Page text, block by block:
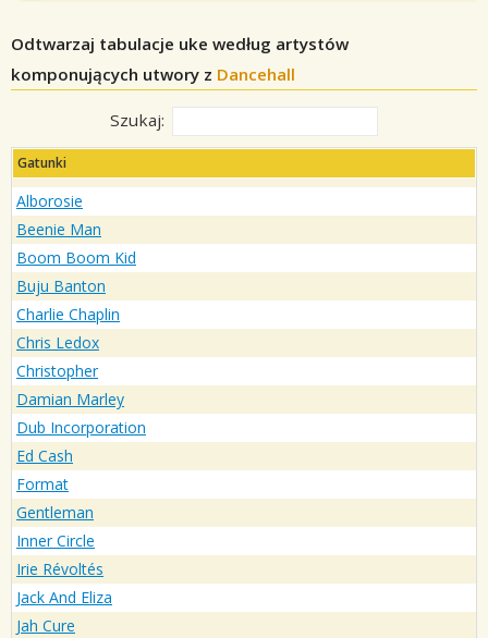
Odtwarzaj tabulacje uke według artystów
komponujących utwory z Dancehall
Szukaj:
Gatunki
Alborosie
Beenie Man
Boom Boom Kid
Buju Banton
Charlie Chaplin
Chris Ledox
Christopher
Damian Marley
Dub Incorporation
Ed Cash
Format
Gentleman
Inner Circle
Irie Révoltés
Jack And Eliza
Jah Cure